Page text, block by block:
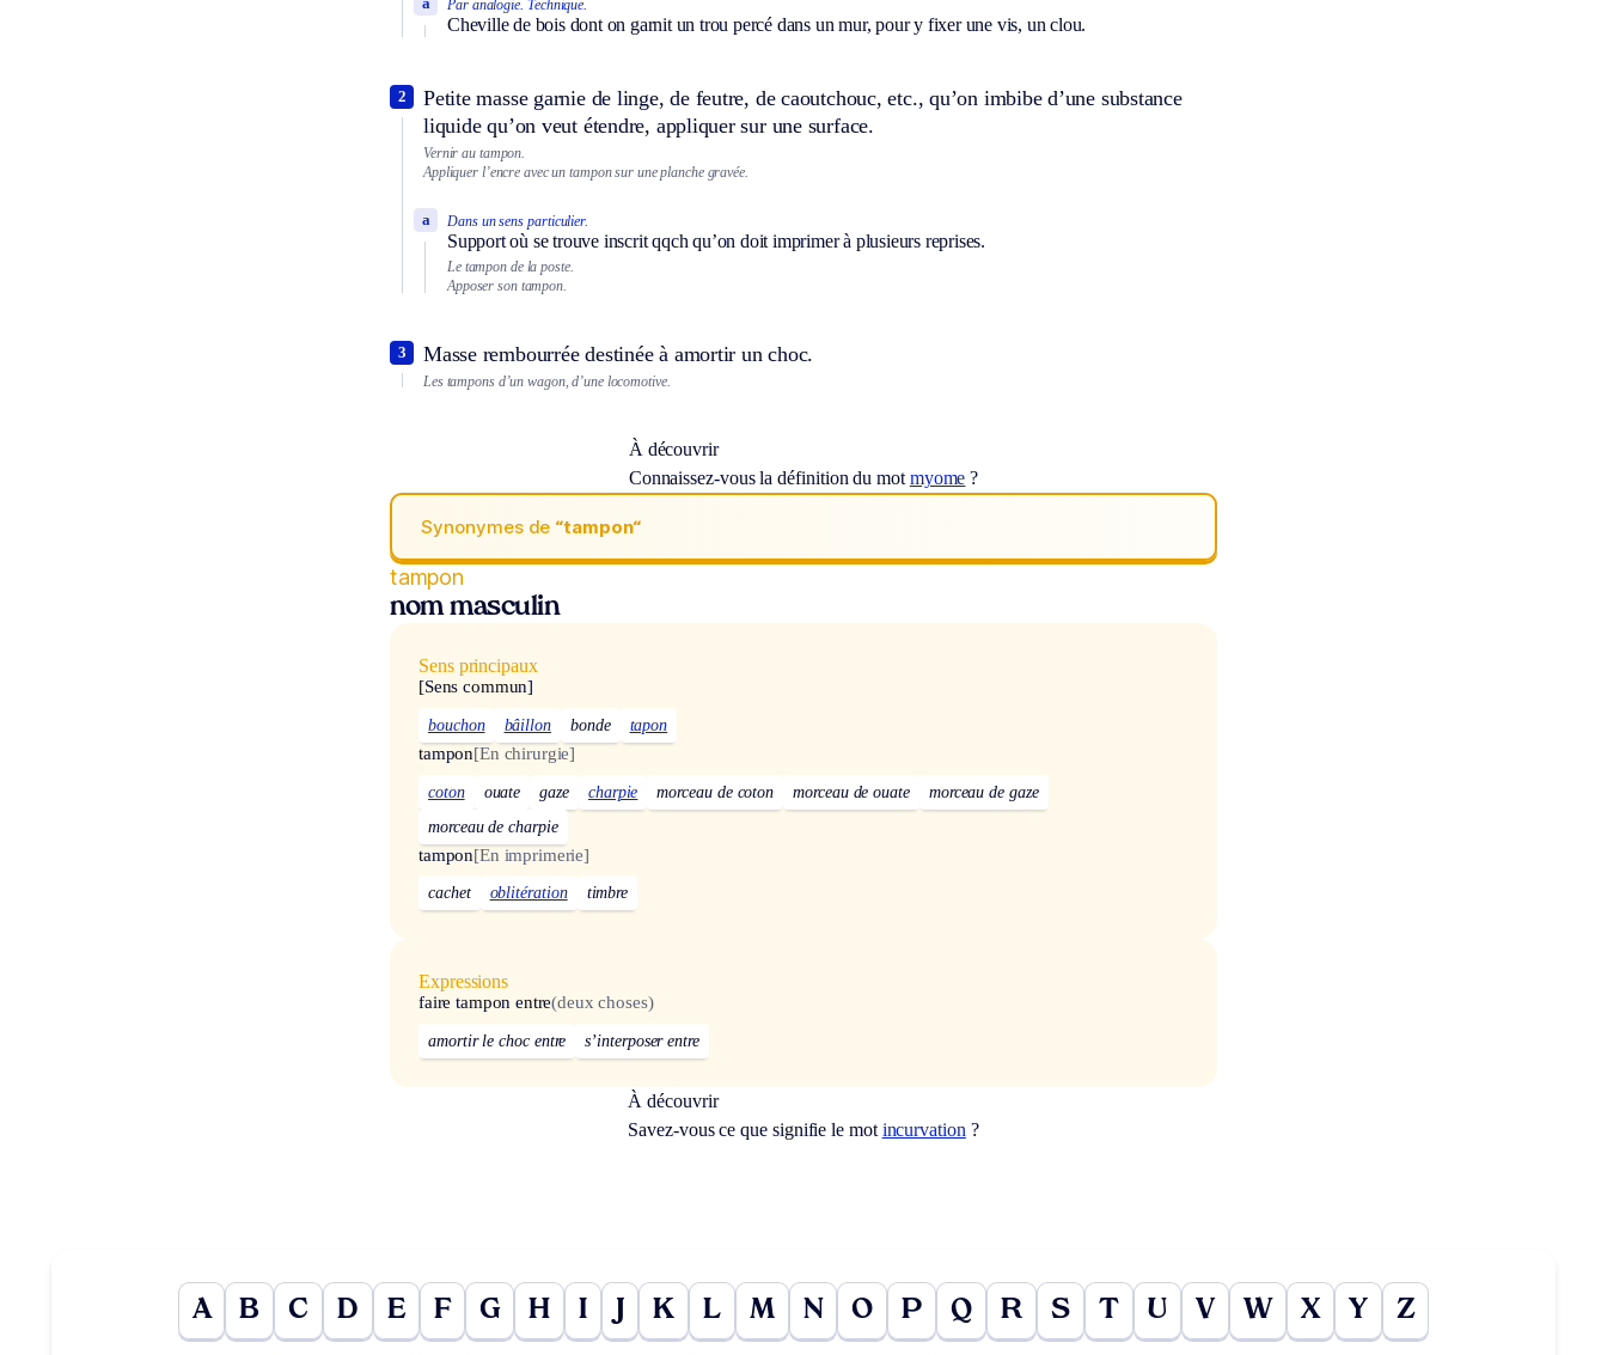
Par analogie. Technique.
Cheville de bois dont on garnit un trou percé dans un mur, pour y fixer une vis, un clou.
Petite masse garnie de linge, de feutre, de caoutchouc, etc., qu’on imbibe d’une substance
liquide qu’on veut étendre, appliquer sur une surface.
2
Vernir au tampon.
Appliquer l’encre avec un tampon sur une planche gravée.
Dans un sens particulier.
Support où se trouve inscrit qqch qu’on doit imprimer à plusieurs reprises.
a
Le tampon de la poste.
Apposer son tampon.
Masse rembourrée destinée à amortir un choc.
3
Les tampons d’un wagon, d’une locomotive.
À découvrir
Connaissez-vous la définition du mot myome ?
Synonymes de “tampon“
tampon
nom masculin
Sens principaux
[Sens commun]
bouchon bâillon bonde tapon
tampon[En chirurgie]
coton ouate gaze charpie morceau de coton morceau de ouate
morceau de gaze
morceau de charpie
tampon[En imprimerie]
cachet oblitération timbre
Expressions
faire tampon entre(deux choses)
amortir le choc entre s’interposer entre
À découvrir
Savez-vous ce que signifie le mot incurvation ?
A B C D E F G H I J K L M N O P Q R S T U V W X Y Z